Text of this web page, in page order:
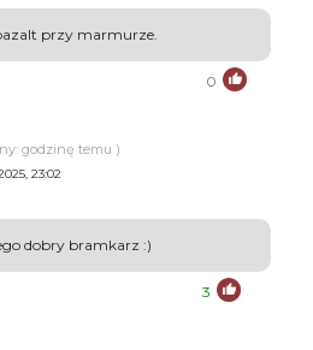
przy marmurze.
0
godzinę temu )
23:02
dobry bramkarz :)
3